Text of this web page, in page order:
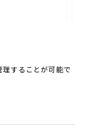
することが可能で